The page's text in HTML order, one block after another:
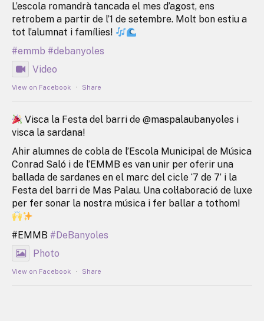
L’escola romandrà tancada el mes d’agost, ens
retrobem a partir de l’1 de setembre. Molt bon estiu a
tot l’alumnat i famílies!
#emmb #debanyoles
Video
View on Facebook · Share
Visca la Festa del barri de @maspalaubanyoles i
visca la sardana!
Ahir alumnes de cobla de l’Escola Municipal de Música
Conrad Saló i de l’EMMB es van unir per oferir una
ballada de sardanes en el marc del cicle ‘7 de 7’ i la
Festa del barri de Mas Palau. Una col·laboració de luxe
per fer sonar la nostra música i fer ballar a tothom!
#EMMB #DeBanyoles
Photo
View on Facebook · Share